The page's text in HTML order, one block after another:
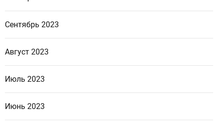
Сентябрь 2023
Август 2023
Июль 2023
Июнь 2023